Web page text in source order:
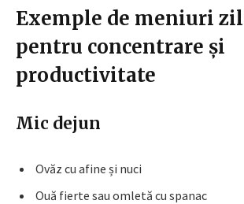
Exemple de meniuri
pentru concentrare și
productivitate
Mic dejun
Ovăz cu afine și nuci
Ouă fierte sau omletă cu spanac